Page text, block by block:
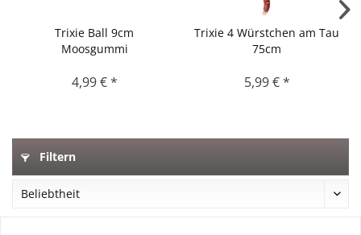
Trixie Ball 9cm
Moosgummi
4,99 € *
Trixie 4 Würstchen am Tau
75cm
5,99 € *
Filtern